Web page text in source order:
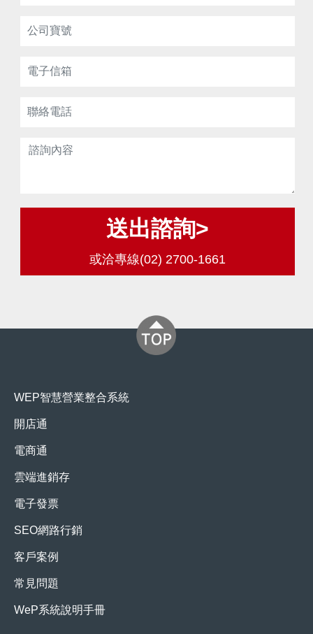
送出諮詢>
或洽專線(02) 2700-1661
WEP智慧營業整合系統
開店通
電商通
雲端進銷存
電子發票
SEO網路行銷
客戶案例
常見問題
WeP系統說明手冊